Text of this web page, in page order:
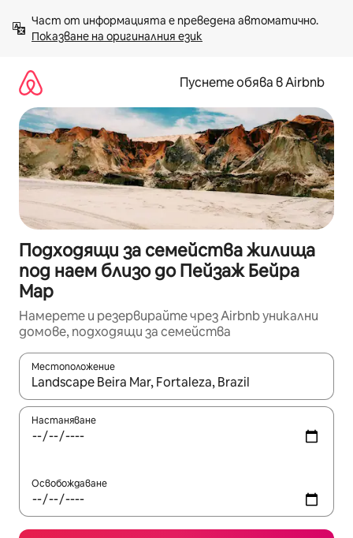
към
съдържанието
Показване на оригиналния език
Пуснете обява в Airbnb
Подходящи за семейства жилища
под наем близо до Пейзаж Бейра
Мар
Намерете и резервирайте чрез Airbnb уникални
домове, подходящи за семейства
Местоположение
Когато резултатите се покажат, използвайте
Настаняване
Освобождаване